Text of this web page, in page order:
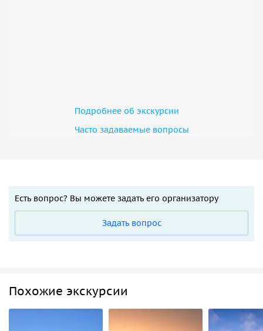
Подробнее об экскурсии
Часто задаваемые вопросы
Есть вопрос? Вы можете задать его организатору
Задать вопрос
Похожие экскурсии